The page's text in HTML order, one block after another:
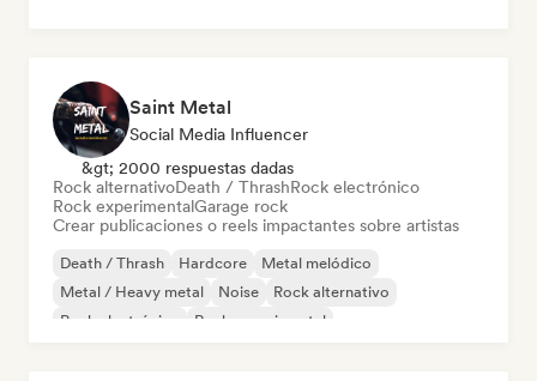
Saint Metal
Social Media Influencer
&gt; 2000 respuestas dadas
Rock alternativoDeath / ThrashRock electrónico
Rock experimentalGarage rock
Crear publicaciones o reels impactantes sobre artistas
Death / Thrash Hardcore
Metal melódico
Metal / Heavy metal
Noise
Rock alternativo
Rock electrónico
Rock experimental